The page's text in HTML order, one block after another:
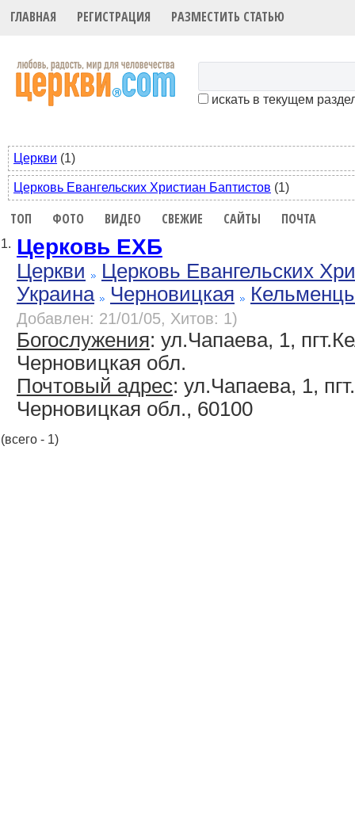
ГЛАВНАЯ РЕГИСТРАЦИЯ РАЗМЕСТИТЬ СТАТЬЮ
искать в текущем
Церкви (1)
Церковь Евангельских Христиан Баптистов (1)
ТОП ФОТО ВИДЕО СВЕЖИЕ САЙТЫ ПОЧТА
1. Церковь ЕХБ
Церкви
Церковь Евангельских
Украина
Черновицкая
Добавлен: 21/01/05, Хитов: 1)
Богослужения: ул.Чапаева, 1,
Черновицкая обл.
Почтовый адрес: ул.Чапаева, 1,
Черновицкая обл., 60100
(всего - 1)